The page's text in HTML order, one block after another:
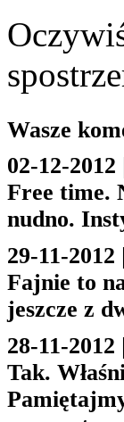
Wasze
02-12-
Free time.
nudno.
29-11-
Fajnie to
jeszcze z
28-11-
Tak.